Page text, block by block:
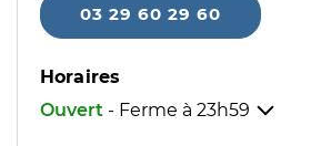
03 29 60 29 60
Horaires
Ouvert - Ferme à 23h59